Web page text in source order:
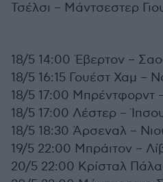
Τσέλσι – Μάντσεστερ
18/5 14:00 Έβερτον –
18/5 16:15 Γουέστ Χαμ –
18/5 17:00 Μπρέντφορντ
18/5 17:00 Λέστερ –
18/5 18:30 Άρσεναλ –
19/5 22:00 Μπράιτον –
20/5 22:00 Κρίσταλ